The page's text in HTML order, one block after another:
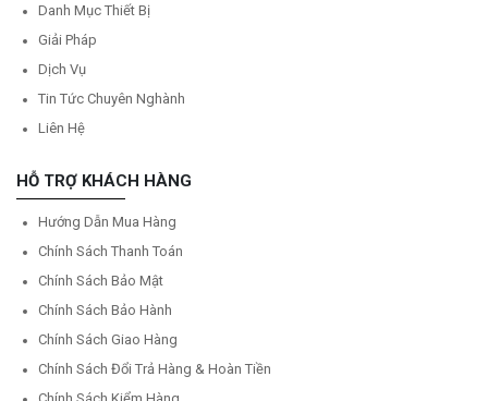
Danh Mục Thiết Bị
Giải Pháp
Dịch Vụ
Tin Tức Chuyên Nghành
Liên Hệ
HỖ TRỢ KHÁCH HÀNG
Hướng Dẫn Mua Hàng
Chính Sách Thanh Toán
Chính Sách Bảo Mật
Chính Sách Bảo Hành
Chính Sách Giao Hàng
Chính Sách Đổi Trả Hàng & Hoàn Tiền